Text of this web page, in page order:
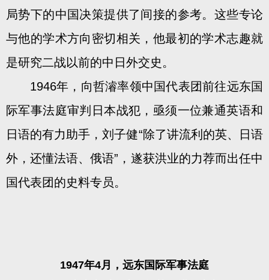
局势下的中国决策提供了间接的参考。这些专论
与他的学术方向密切相关，他最初的学术志趣就
是研究二战以前的中日外交史。
1946年，向哲濬率领中国代表团前往远东国
际军事法庭审判日本战犯，亟须一位兼通英语和
日语的有力助手，刘子健“除了讲流利的英、日语
外，还懂法语、俄语”，遂获洪业的力荐而出任中
国代表团的史料专员。
1947年4月，远东国际军事法庭